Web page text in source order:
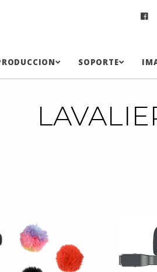
SOPORTE